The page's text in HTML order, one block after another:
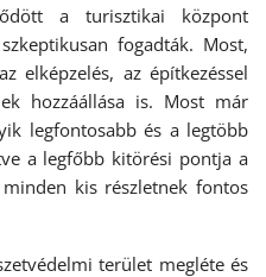
a turisztikai központ
fogadták. Most,
elképzelés, az építkezéssel
hozzáállása is. Most már
legfontosabb és a legtöbb
a legfőbb kitörési pontja a
minden kis részletnek fontos
terület megléte és